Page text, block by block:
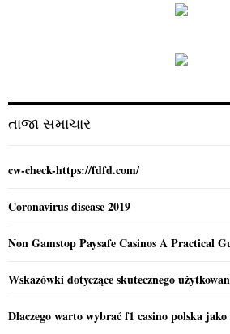
:
તાજા સમાચાર
cw-check-https://fdfd.com/
Coronavirus disease 2019
Non Gamstop Paysafe Casinos A Practical
Wskazówki dotyczące skutecznego
Dlaczego warto wybrać f1 casino polska